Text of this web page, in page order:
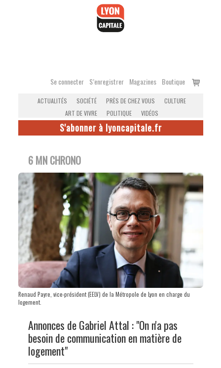
Se connecter S’enregistrer Magazines Boutique
Voir
ACTUALITÉS SOCIÉTÉ PRÈS DE CHEZ VOUS
CULTURE
ART DE VIVRE
POLITIQUE VIDÉOS
S'abonner à lyoncapitale.fr
6 MN CHRONO
Renaud Payre, vice-président (EELV) de la Métropole de Lyon en charge du
logement.
Annonces de Gabriel Attal : "On n'a pas
besoin de communication en matière de
logement"